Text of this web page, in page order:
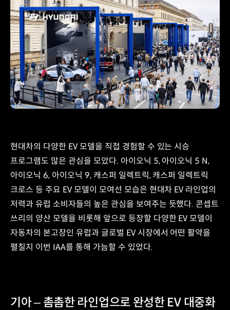
현대차의 다양한 EV 모델을 직접 경험할 수 있는 시승
프로그램도 많은 관심을 모았다. 아이오닉 5, 아이오닉 5 N,
아이오닉 6, 아이오닉 9, 캐스퍼 일렉트릭, 캐스퍼 일렉트릭
크로스 등 주요 EV 모델이 모여선 모습은 현대차 EV 라인업의
저력과 유럽 소비자들의 높은 관심을 보여주는 듯했다. 콘셉트
쓰리의 양산 모델을 비롯해 앞으로 등장할 다양한 EV 모델이
자동차의 본고장인 유럽과 글로벌 EV 시장에서 어떤 활약을
펼칠지 이번 IAA를 통해 가늠할 수 있었다.
기아 – 촘촘한 라인업으로 완성한 EV 대중화